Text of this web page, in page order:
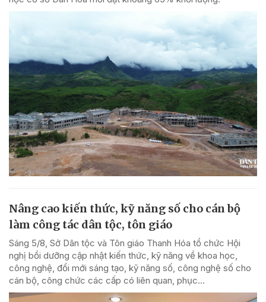
Nâng cao kiến thức, kỹ năng số cho cán bộ
làm công tác dân tộc, tôn giáo
Sáng 5/8, Sở Dân tộc và Tôn giáo Thanh Hóa tổ chức Hội
nghị bồi dưỡng cập nhật kiến thức, kỹ năng về khoa học,
công nghệ, đổi mới sáng tạo, kỹ năng số, công nghệ số cho
cán bộ, công chức các cấp có liên quan, phục...